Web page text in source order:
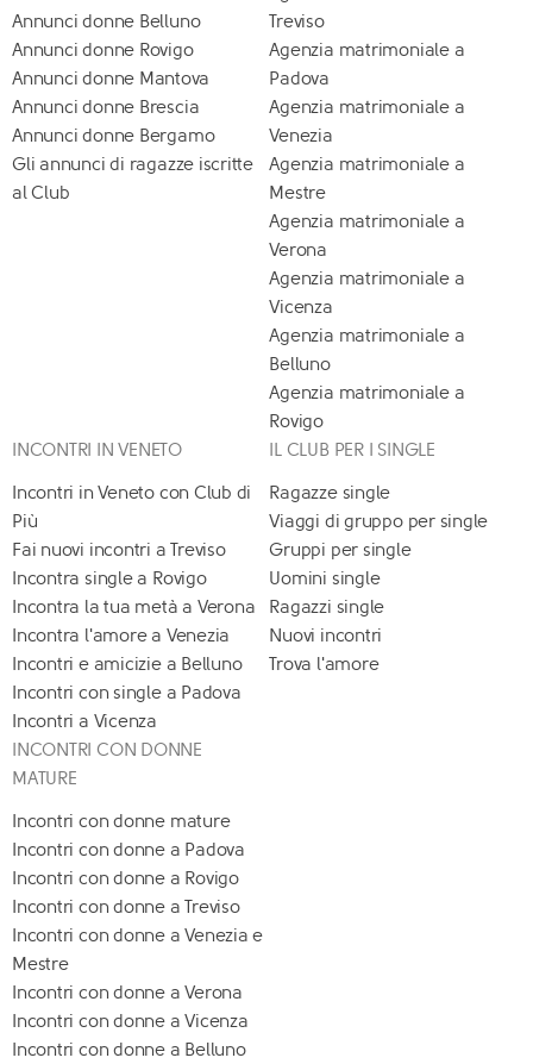
Annunci donne Belluno
Annunci donne Rovigo
Annunci donne Mantova
Annunci donne Brescia
Annunci donne Bergamo
Gli annunci di ragazze iscritte
al Club
Treviso
Agenzia matrimoniale a
Padova
Agenzia matrimoniale a
Venezia
Agenzia matrimoniale a
Mestre
Agenzia matrimoniale a
Verona
Agenzia matrimoniale a
Vicenza
Agenzia matrimoniale a
Belluno
Agenzia matrimoniale a
Rovigo
INCONTRI IN VENETO
Incontri in Veneto con Club di
Più
Fai nuovi incontri a Treviso
Incontra single a Rovigo
Incontra la tua metà a Verona
Incontra l'amore a Venezia
Incontri e amicizie a Belluno
Incontri con single a Padova
Incontri a Vicenza
IL CLUB PER I SINGLE
Ragazze single
Viaggi di gruppo per single
Gruppi per single
Uomini single
Ragazzi single
Nuovi incontri
Trova l'amore
INCONTRI CON DONNE
MATURE
Incontri con donne mature
Incontri con donne a Padova
Incontri con donne a Rovigo
Incontri con donne a Treviso
Incontri con donne a Venezia e
Mestre
Incontri con donne a Verona
Incontri con donne a Vicenza
Incontri con donne a Belluno